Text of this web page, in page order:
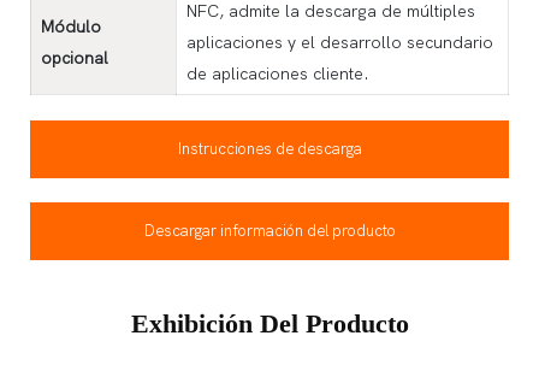
Módulo
opcional
NFC, admite la descarga de múltiples
aplicaciones y el desarrollo secundario
de aplicaciones cliente.
Instrucciones de descarga
Descargar información del producto
Exhibición Del Producto